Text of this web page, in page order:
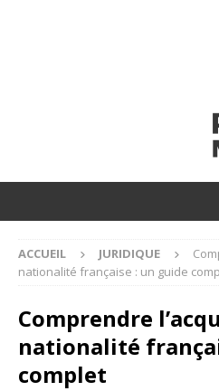
ACCUEIL JURIDIQUE
nationalité française : un guide
Comprendre
nationalité
complet